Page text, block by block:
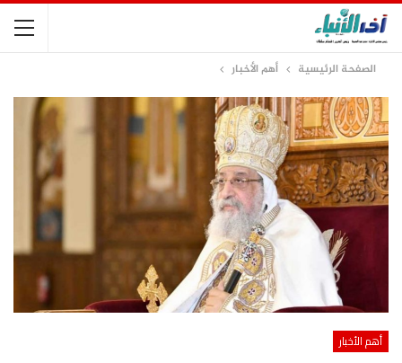
الصفحة الرئيسية أهم الأخبار
أهم الأخبار